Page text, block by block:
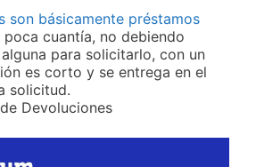
son básicamente préstamos
poca cuantía, no debiendo
para solicitarlo, con un
es corto y se entrega en el
solicitud.
Devoluciones